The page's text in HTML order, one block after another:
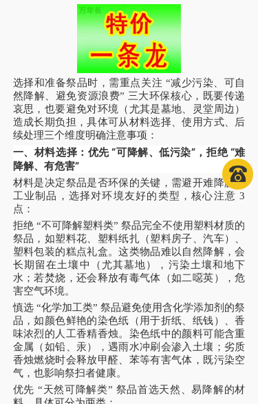
选择和准备祭品时，需重点关注 “减少污染、可自
然降解、避免资源浪费” 三大环保核心，既要传递
哀思，也要避免对环境（尤其是墓地、灵堂周边）
造成长期负担，具体可从材料选择、使用方式、后
续处理三个维度明确注意事项：
一、材料选择：优先 “可降解、低污染”，拒绝 “难
降解、有危害”
材料是决定祭品是否环保的关键，需避开难降解的
工业制品，选择对环境友好的类型，核心注意 3
点：
拒绝 “不可降解塑料类” 祭品完全不使用塑料材质的
祭品，如塑料花、塑料纸扎（塑料房子、汽车）、
塑料包装的糕点礼盒。这类物品难以自然降解，会
长期留在土壤中（尤其墓地），污染土壤和地下
水；若焚烧，还会释放有毒气体（如二噁英），危
害空气环境。
慎选 “化学加工类” 祭品避免使用含化学添加剂的祭
品，如颜色鲜艳的染色纸（用于折纸、纸钱）、香
味浓烈的人工香精香烛。染色纸中的颜料可能含重
金属（如铅、汞），遇雨水冲刷会渗入土壤；劣质
香烛燃烧时会释放甲醛、苯等有害气体，既污染空
气，也影响祭扫者健康。
优先 “天然可降解类” 祭品首选天然、易降解的材